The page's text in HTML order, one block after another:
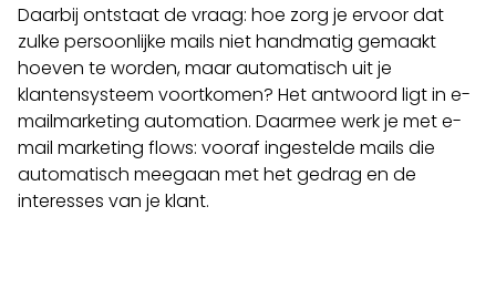
Daarbij ontstaat de vraag: hoe zorg je ervoor dat
zulke persoonlijke mails niet handmatig gemaakt
hoeven te worden, maar automatisch uit je
klantensysteem voortkomen? Het antwoord ligt in e-
mailmarketing automation. Daarmee werk je met e-
mail marketing flows: vooraf ingestelde mails die
automatisch meegaan met het gedrag en de
interesses van je klant.